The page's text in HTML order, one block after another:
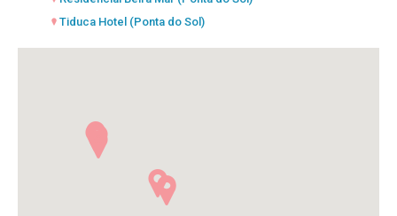
Tiduca Hotel (Ponta do Sol)
Vale do Paúl (Pombas)